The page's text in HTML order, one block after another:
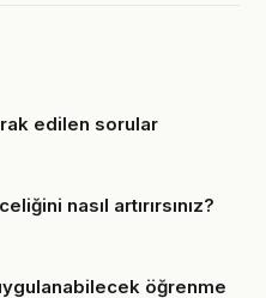
edilen sorular
nasıl artırırsınız?
öğrenme